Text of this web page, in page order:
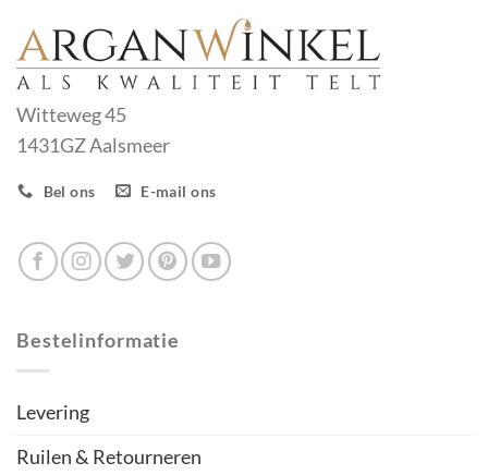
Witteweg 45
1431GZ Aalsmeer
Bel ons E-mail ons
Bestelinformatie
Levering
Ruilen & Retourneren